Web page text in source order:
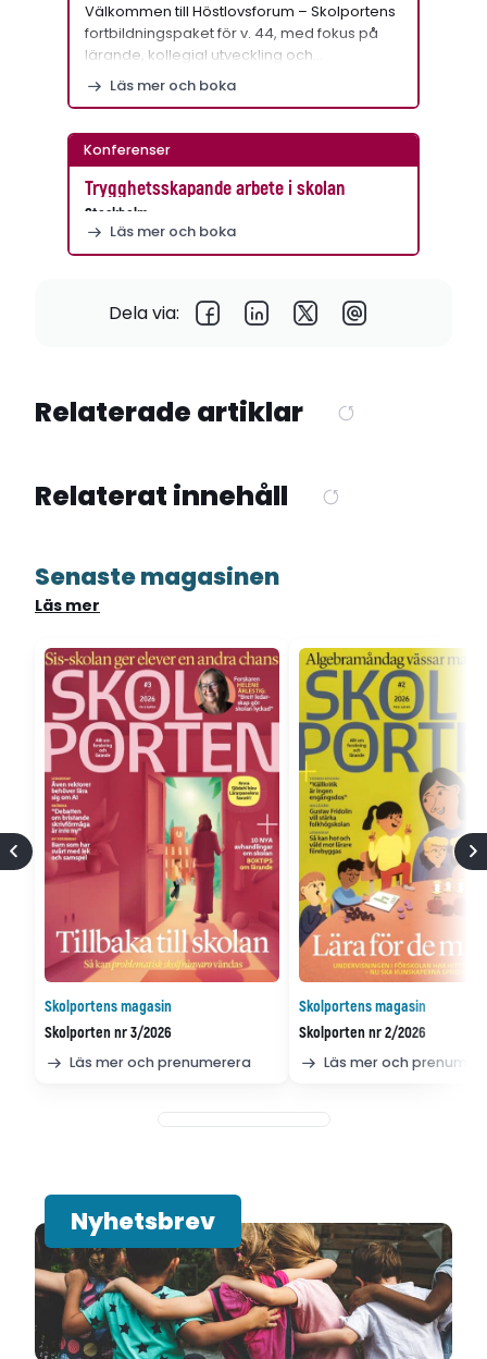
Välkommen till Höstlovsforum – Skolportens
fortbildningspaket för v. 44, med fokus på
lärande, kollegial utveckling och…
Läs mer och boka
Konferenser
Trygghetsskapande arbete i skolan
Stockholm
Läs mer och boka
Dela via:
Relaterade artiklar
Relaterat innehåll
Senaste magasinen
Läs mer
Skolportens magasin
Skolporten nr 3/2026
Läs mer och prenumerera
Skolportens magasin
Skolporten nr 2/2026
Läs mer och
Nyhetsbrev